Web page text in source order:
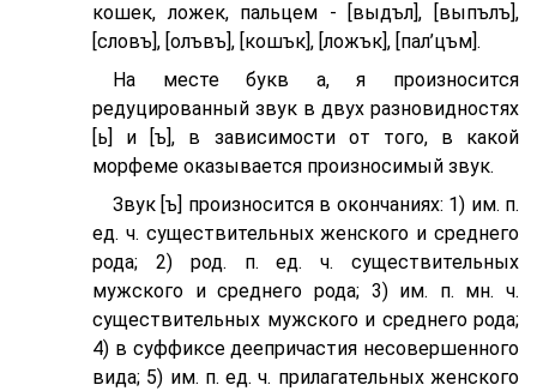
кошек, ложек, пальцем - [выдъл], [выпълъ],
[словъ], [олъвъ], [кошък], [ложък], [пал’цъм].
На месте букв а, я произносится
редуцированный звук в двух разновидностях
[ь] и [ъ], в зависимости от того, в какой
морфеме оказывается произносимый звук.
Звук [ъ] произносится в окончаниях: 1) им. п.
ед. ч. существительных женского и среднего
рода; 2) род. п. ед. ч. существительных
мужского и среднего рода; 3) им. п. мн. ч.
существительных мужского и среднего рода;
4) в суффиксе деепричастия несовершенного
вида; 5) им. п. ед. ч. прилагательных женского